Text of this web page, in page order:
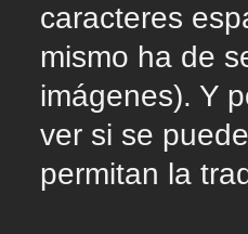
caracteres
mismo ha de
imágenes). Y
ver si se
permitan la